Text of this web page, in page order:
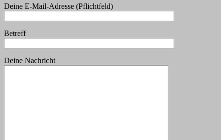
Deine E-Mail-Adresse (Pflichtfeld)
Betreff
Deine Nachricht